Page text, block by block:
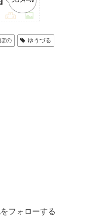
の ゆうづる
フォローする